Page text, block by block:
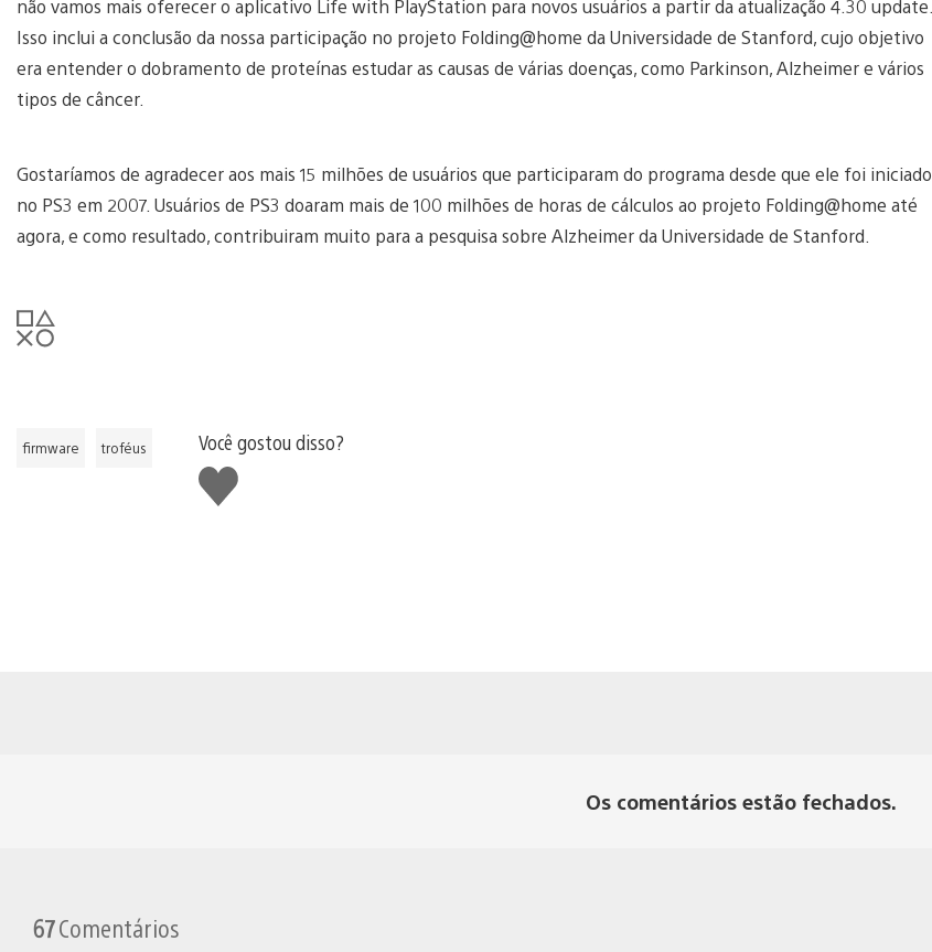
não vamos mais oferecer o aplicativo Life with PlayStation para novos usuários a partir da atualização 4.30 update.
Isso inclui a conclusão da nossa participação no projeto Folding@home da Universidade de Stanford, cujo objetivo
era entender o dobramento de proteínas estudar as causas de várias doenças, como Parkinson, Alzheimer e vários
tipos de câncer.
Gostaríamos de agradecer aos mais 15 milhões de usuários que participaram do programa desde que ele foi iniciado
no PS3 em 2007. Usuários de PS3 doaram mais de 100 milhões de horas de cálculos ao projeto Folding@home até
agora, e como resultado, contribuiram muito para a pesquisa sobre Alzheimer da Universidade de Stanford.
firmware troféus
Você gostou disso?
Curtir
Os comentários estão fechados.
67Comentários